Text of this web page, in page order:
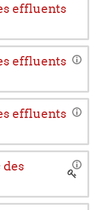
effluents
effluents
effluents